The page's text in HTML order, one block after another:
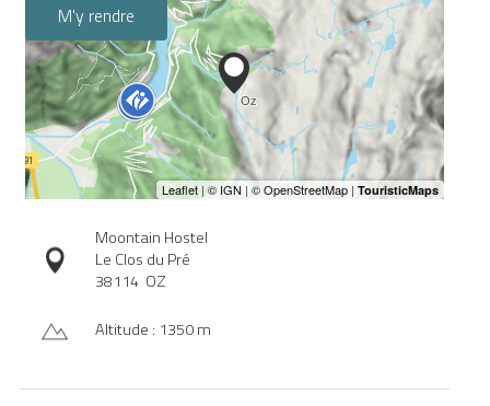
M'y rendre
Moontain Hostel
Le Clos du Pré
38114 OZ
Altitude : 1350 m